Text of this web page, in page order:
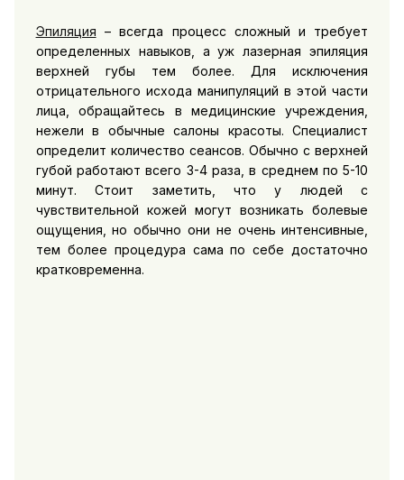
Эпиляция – всегда процесс сложный и требует
определенных навыков, а уж лазерная эпиляция
верхней губы тем более. Для исключения
отрицательного исхода манипуляций в этой части
лица, обращайтесь в медицинские учреждения,
нежели в обычные салоны красоты. Специалист
определит количество сеансов. Обычно с верхней
губой работают всего 3-4 раза, в среднем по 5-10
минут. Стоит заметить, что у людей с
чувствительной кожей могут возникать болевые
ощущения, но обычно они не очень интенсивные,
тем более процедура сама по себе достаточно
кратковременна.